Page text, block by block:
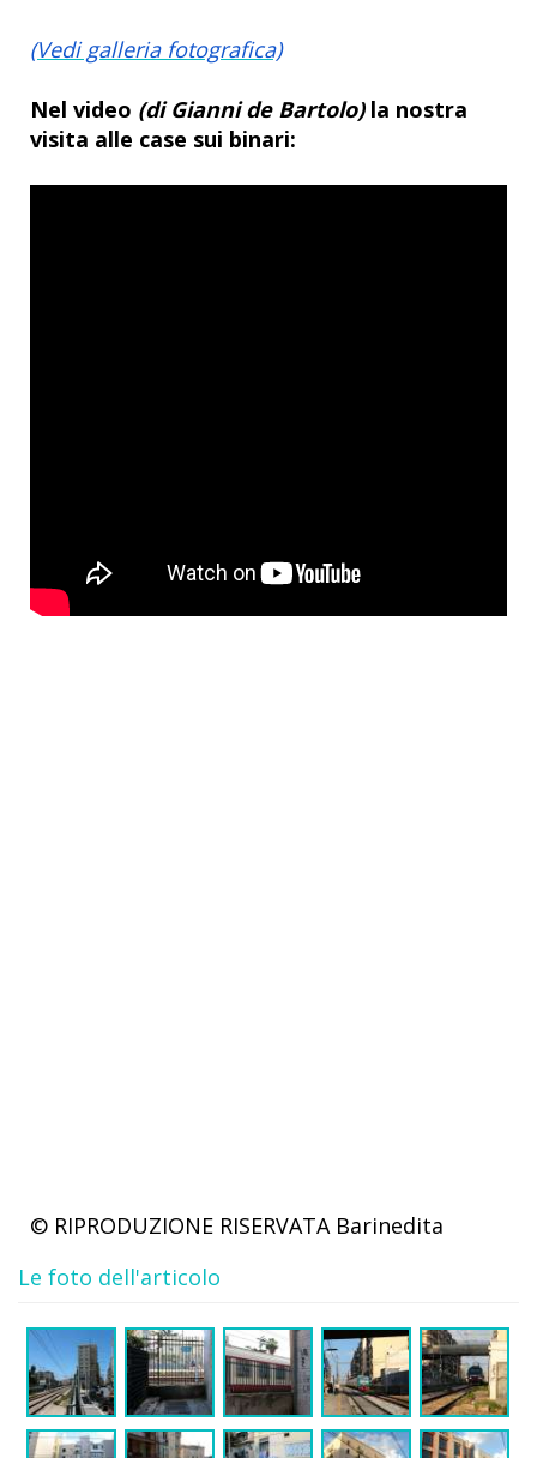
(Vedi galleria fotografica)
Nel video (di Gianni de Bartolo) la nostra
visita alle case sui binari:
© RIPRODUZIONE RISERVATA Barinedita
Le foto dell'articolo